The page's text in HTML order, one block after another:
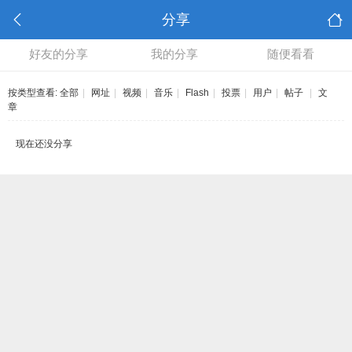
分享
好友的分享 我的分享 随便看看
按类型查看: 全部 网址 视频 音乐 Flash 投票 用户 帖子
文
章
现在还没分享